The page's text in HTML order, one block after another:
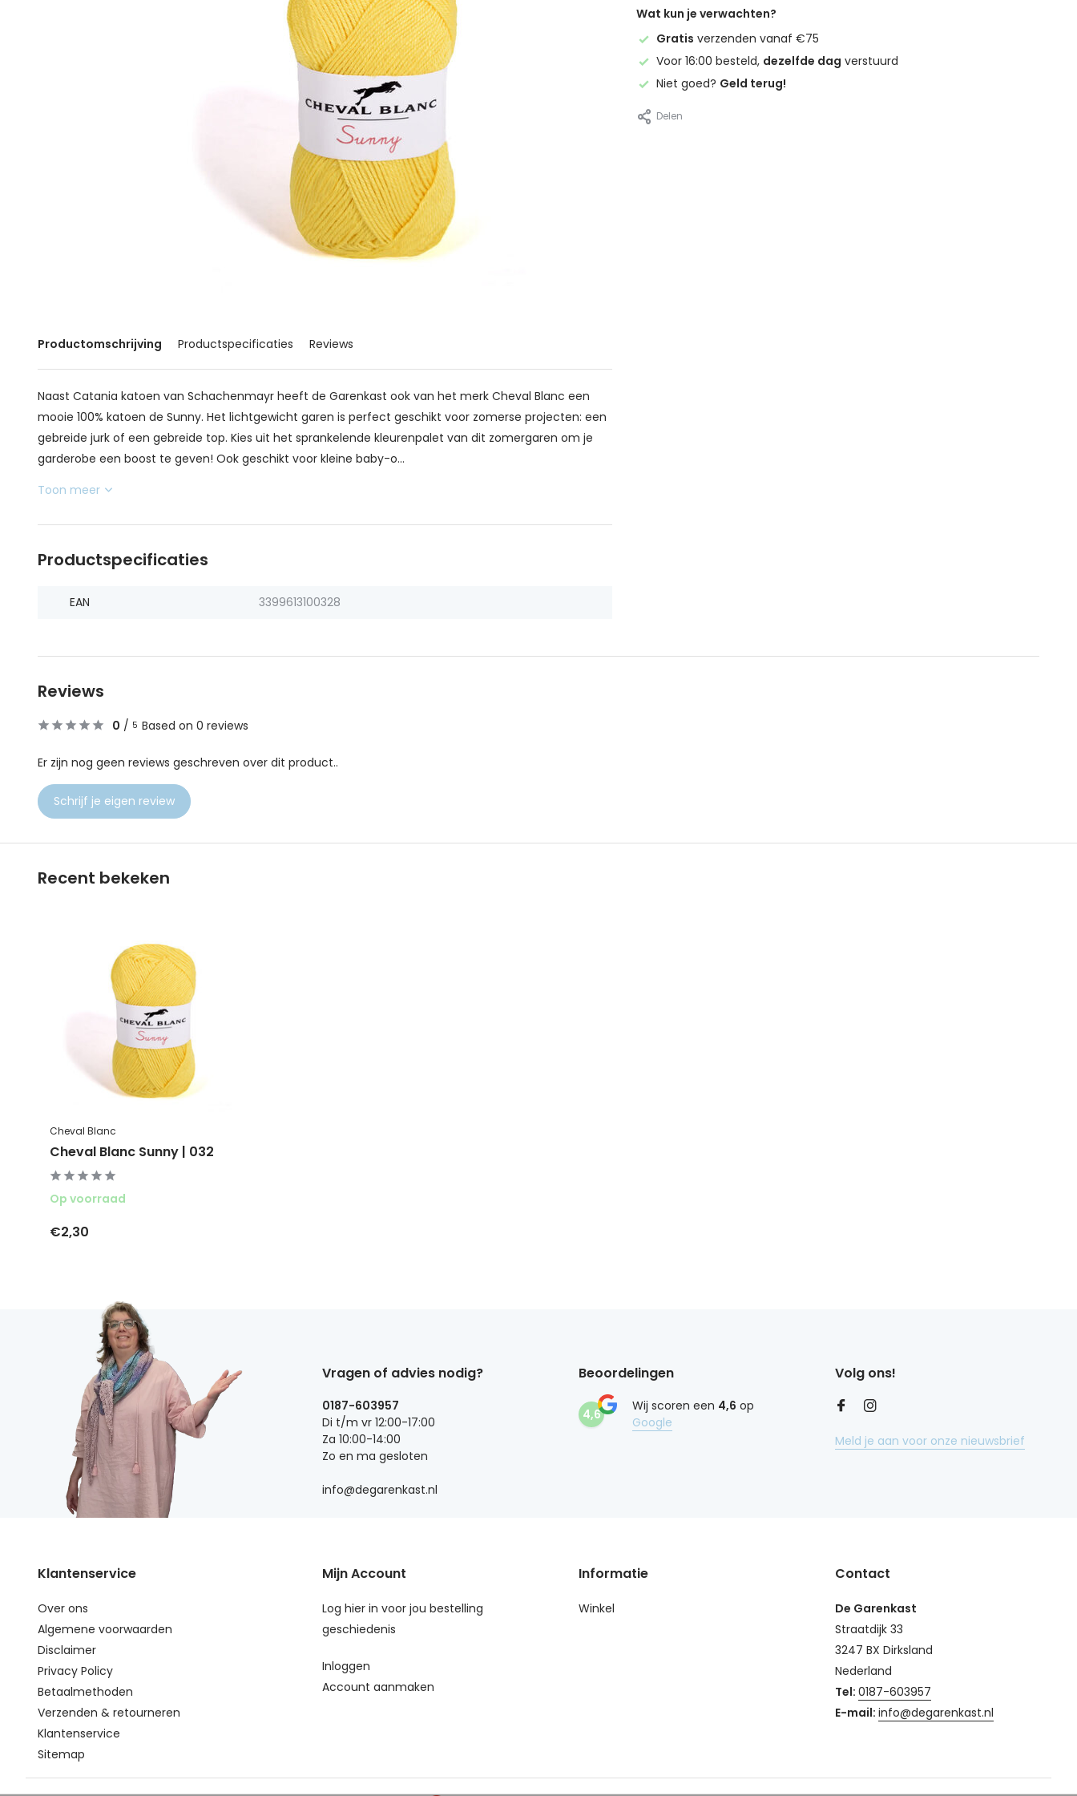
Productomschrijving Productspecificaties Reviews
Naast Catania katoen van Schachenmayr heeft de Garenkast ook van het merk Cheval Blanc een
mooie 100% katoen de Sunny. Het lichtgewicht garen is perfect geschikt voor zomerse projecten: een
gebreide jurk of een gebreide top. Kies uit het sprankelende kleurenpalet van dit zomergaren om je
garderobe een boost te geven! Ook geschikt voor kleine baby-o...
Toon meer
Productspecificaties
EAN 3399613100328
Wat kun je verwachten?
Gratis verzenden vanaf €75
Voor 16:00 besteld, dezelfde dag verstuurd
Niet goed? Geld terug!
Delen
Reviews
0 / 5 Based on 0 reviews
Er zijn nog geen reviews geschreven over dit product..
Schrijf je eigen review
Recent bekeken
Cheval Blanc
Cheval Blanc Sunny | 032
Op voorraad
€2,30
Vragen of advies nodig?
0187-603957
Di t/m vr 12:00-17:00
Za 10:00-14:00
Zo en ma gesloten
info@degarenkast.nl
Beoordelingen
4,6
Wij scoren een 4,6 op
Google
Volg ons!
Meld je aan voor onze nieuwsbrief
Klantenservice
Over ons
Algemene voorwaarden
Disclaimer
Privacy Policy
Betaalmethoden
Verzenden & retourneren
Klantenservice
Sitemap
Mijn Account
Log hier in voor jou bestelling
geschiedenis
Inloggen
Account aanmaken
Informatie
Winkel
Contact
De Garenkast
Straatdijk 33
3247 BX Dirksland
Nederland
Tel: 0187-603957
E-mail: info@degarenkast.nl